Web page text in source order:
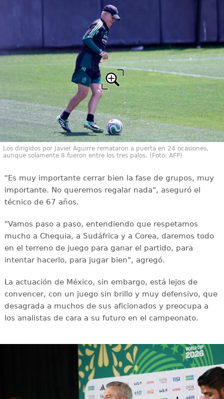
Los dirigidos por Javier Aguirre remataron a puerta en 24 ocasiones,
aunque solamente 8 fueron entre los tres palos. (Foto: AFP)
"Es muy importante cerrar bien la fase de grupos, muy
importante. No queremos regalar nada", aseguró el
técnico de 67 años.
"Vamos paso a paso, entendiendo que respetamos
mucho a Chequia, a Sudáfrica y a Corea, daremos todo
en el terreno de juego para ganar el partido, para
intentar hacerlo, para jugar bien", agregó.
La actuación de México, sin embargo, está lejos de
convencer, con un juego sin brillo y muy defensivo, que
desagrada a muchos de sus aficionados y preocupa a
los analistas de cara a su futuro en el campeonato.